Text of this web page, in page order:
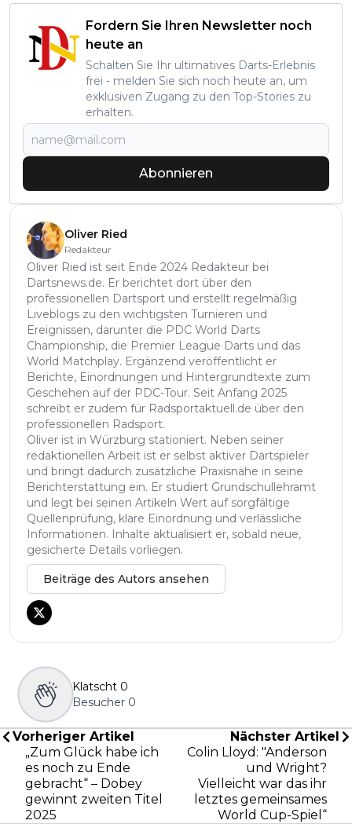
Fordern Sie Ihren Newsletter noch
heute an
Schalten Sie Ihr ultimatives Darts-Erlebnis
frei - melden Sie sich noch heute an, um
exklusiven Zugang zu den Top-Stories zu
erhalten.
Abonnieren
Oliver Ried
Redakteur
Oliver Ried ist seit Ende 2024 Redakteur bei
Dartsnews.de. Er berichtet dort über den
professionellen Dartsport und erstellt regelmäßig
Liveblogs zu den wichtigsten Turnieren und
Ereignissen, darunter die PDC World Darts
Championship, die Premier League Darts und das
World Matchplay. Ergänzend veröffentlicht er
Berichte, Einordnungen und Hintergrundtexte zum
Geschehen auf der PDC-Tour. Seit Anfang 2025
schreibt er zudem für Radsportaktuell.de über den
professionellen Radsport.
Oliver ist in Würzburg stationiert. Neben seiner
redaktionellen Arbeit ist er selbst aktiver Dartspieler
und bringt dadurch zusätzliche Praxisnähe in seine
Berichterstattung ein. Er studiert Grundschullehramt
und legt bei seinen Artikeln Wert auf sorgfältige
Quellenprüfung, klare Einordnung und verlässliche
Informationen. Inhalte aktualisiert er, sobald neue,
gesicherte Details vorliegen.
Beiträge des Autors ansehen
Klatscht 0
Besucher 0
Vorheriger Artikel
„Zum Glück habe ich
es noch zu Ende
gebracht“ – Dobey
gewinnt zweiten Titel
2025
Nächster Artikel
Colin Lloyd: "Anderson
und Wright?
Vielleicht war das ihr
letztes gemeinsames
World Cup-Spiel“